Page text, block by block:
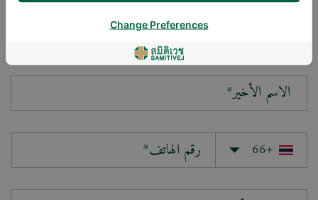
الاسم الأخير*
Change Preferences